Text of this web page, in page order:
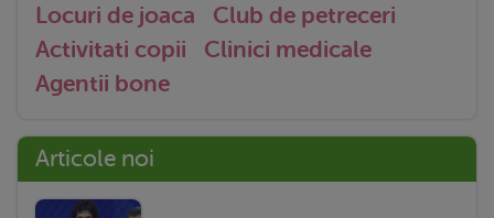
Locuri de joaca
Club de petreceri
Activitati copii
Clinici medicale
Agentii bone
Articole noi